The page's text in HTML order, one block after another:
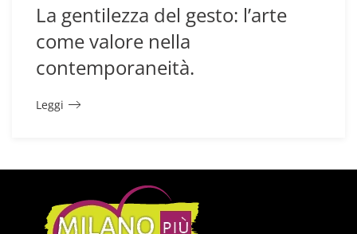
La gentilezza del gesto: l’arte
come valore nella
contemporaneità.
Leggi